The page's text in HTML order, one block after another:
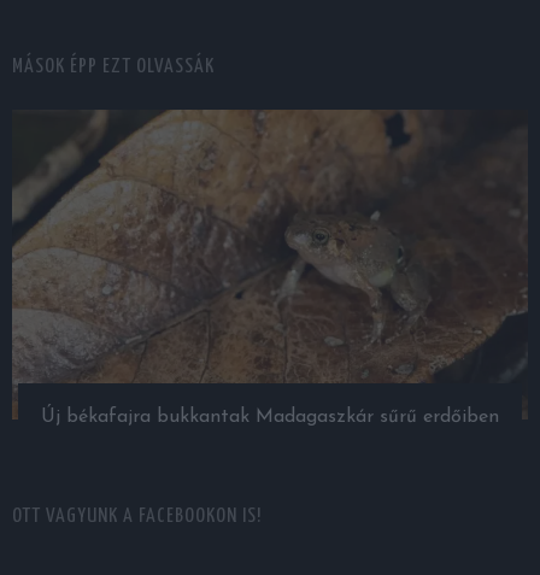
MÁSOK ÉPP EZT OLVASSÁK
Új békafajra bukkantak Madagaszkár sűrű erdőiben
OTT VAGYUNK A FACEBOOKON IS!